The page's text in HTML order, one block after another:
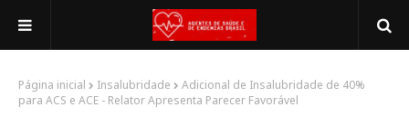
Página inicial Insalubridade
Adicional de Insalubridade de 40%
para ACS e ACE - Relator Apresenta Parecer Favorável